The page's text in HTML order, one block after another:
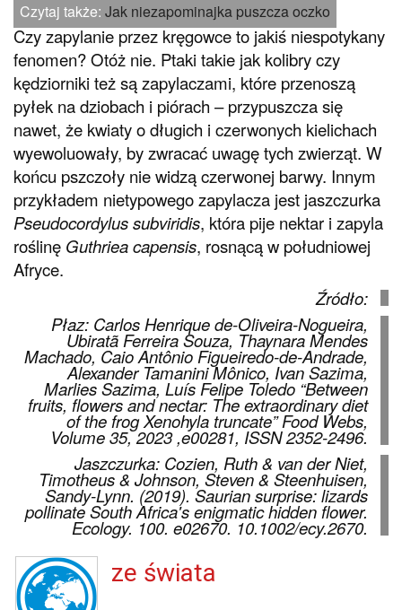
Czytaj także:Jak niezapominajka puszcza oczko
Czy zapylanie przez kręgowce to jakiś niespotykany
fenomen? Otóż nie. Ptaki takie jak kolibry czy
kędziorniki też są zapylaczami, które przenoszą
pyłek na dziobach i piórach – przypuszcza się
nawet, że kwiaty o długich i czerwonych kielichach
wyewoluowały, by zwracać uwagę tych zwierząt. W
końcu pszczoły nie widzą czerwonej barwy. Innym
przykładem nietypowego zapylacza jest jaszczurka
Pseudocordylus subviridis, która pije nektar i zapyla
roślinę Guthriea capensis, rosnącą w południowej
Afryce.
Źródło:
Płaz: Carlos Henrique de-Oliveira-Nogueira,
Ubiratã Ferreira Souza, Thaynara Mendes
Machado, Caio Antônio Figueiredo-de-Andrade,
Alexander Tamanini Mônico, Ivan Sazima,
Marlies Sazima, Luís Felipe Toledo “Between
fruits, flowers and nectar: The extraordinary diet
of the frog Xenohyla truncate” Food Webs,
Volume 35, 2023 ,e00281, ISSN 2352-2496.
Jaszczurka: Cozien, Ruth & van der Niet,
Timotheus & Johnson, Steven & Steenhuisen,
Sandy-Lynn. (2019). Saurian surprise: lizards
pollinate South Africa's enigmatic hidden flower.
Ecology. 100. e02670. 10.1002/ecy.2670.
ze świata